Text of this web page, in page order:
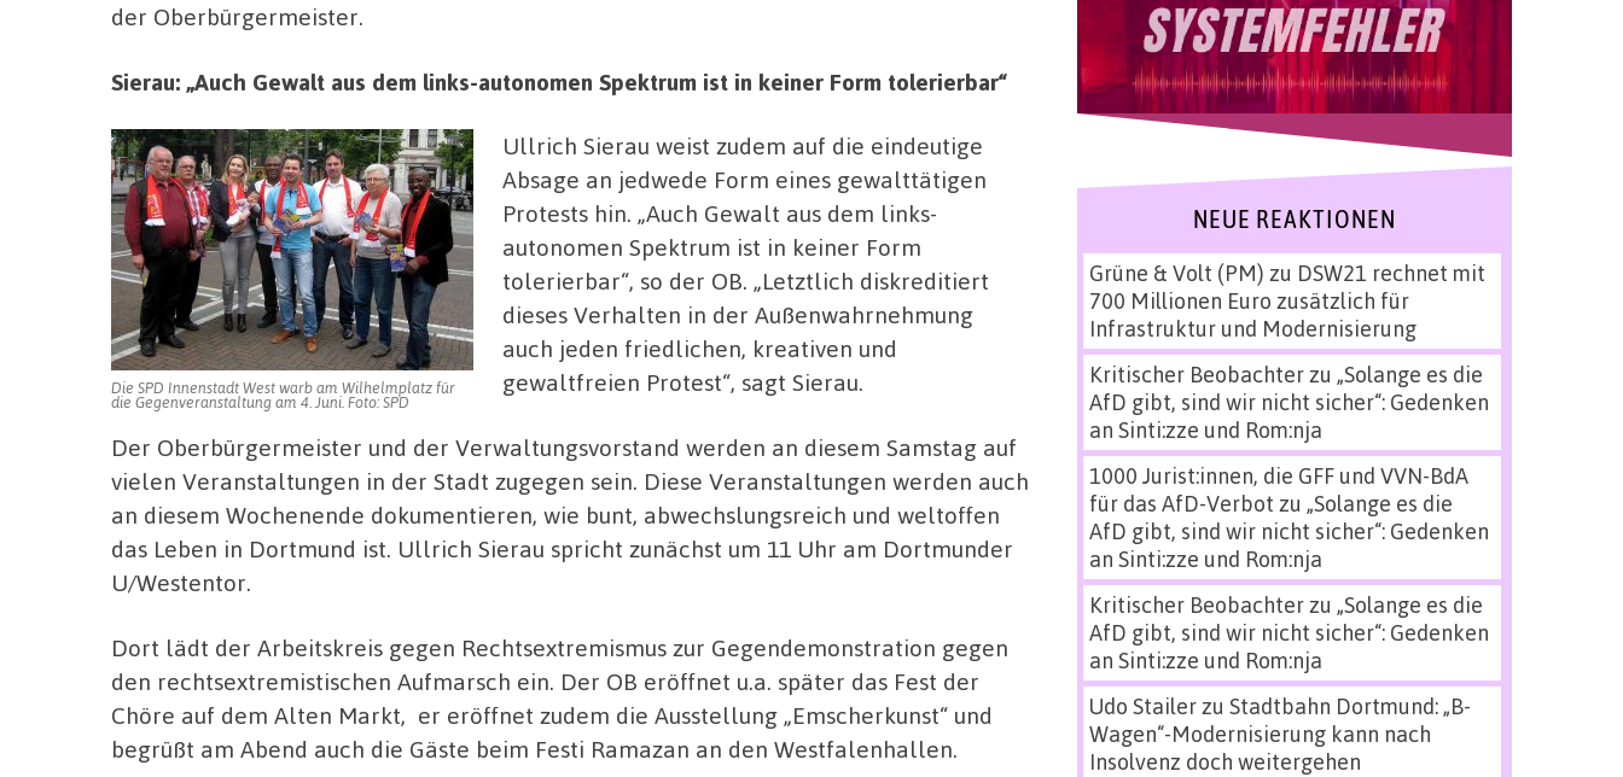
der Oberbürgermeister.
Sierau: „Auch Gewalt aus dem links-autonomen Spektrum ist in keiner Form tolerierbar“
Die SPD Innenstadt West warb am Wilhelmplatz für
die Gegenveranstaltung am 4. Juni. Foto: SPD
Ullrich Sierau weist zudem auf die eindeutige
Absage an jedwede Form eines gewalttätigen
Protests hin. „Auch Gewalt aus dem links-
autonomen Spektrum ist in keiner Form
tolerierbar“, so der OB. „Letztlich diskreditiert
dieses Verhalten in der Außenwahrnehmung
auch jeden friedlichen, kreativen und
gewaltfreien Protest“, sagt Sierau.
Der Oberbürgermeister und der Verwaltungsvorstand werden an diesem Samstag auf
vielen Veranstaltungen in der Stadt zugegen sein. Diese Veranstaltungen werden auch
an diesem Wochenende dokumentieren, wie bunt, abwechslungsreich und weltoffen
das Leben in Dortmund ist. Ullrich Sierau spricht zunächst um 11 Uhr am Dortmunder
U/Westentor.
Dort lädt der Arbeitskreis gegen Rechtsextremismus zur Gegendemonstration gegen
den rechtsextremistischen Aufmarsch ein. Der OB eröffnet u.a. später das Fest der
Chöre auf dem Alten Markt, er eröffnet zudem die Ausstellung „Emscherkunst“ und
begrüßt am Abend auch die Gäste beim Festi Ramazan an den Westfalenhallen.
NEUE REAKTIONEN
Grüne & Volt (PM) zu DSW21 rechnet mit
700 Millionen Euro zusätzlich für
Infrastruktur und Modernisierung
Kritischer Beobachterzu „Solange es die
AfD gibt, sind wir nicht sicher“: Gedenken
an Sinti:zze und Rom:nja
1000 Jurist:innen, die GFF und VVN-BdA
für das AfD-Verbot zu „Solange es die
AfD gibt, sind wir nicht sicher“: Gedenken
an Sinti:zze und Rom:nja
Kritischer Beobachterzu „Solange es die
AfD gibt, sind wir nicht sicher“: Gedenken
an Sinti:zze und Rom:nja
Udo Stailerzu Stadtbahn Dortmund: „B-
Wagen“-Modernisierung kann nach
Insolvenz doch weitergehen